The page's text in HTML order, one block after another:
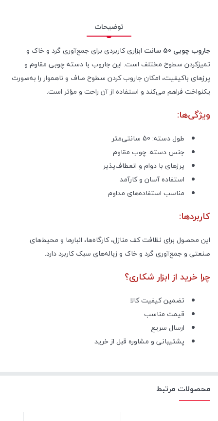
توضیحات
جاروب چوبی 50 سانت
ابزاری کاربردی برای جمع‌آوری گرد و خاک و
تمیزکردن سطوح مختلف است. این جاروب با دسته چوبی مقاوم و
پرزهای باکیفیت، امکان جاروب کردن سطوح صاف و ناهموار را به‌صورت
یکنواخت فراهم می‌کند و استفاده از آن راحت و مؤثر است.
ویژگی‌ها:
طول دسته: 50 سانتی‌متر
جنس دسته: چوب مقاوم
پرزهای با دوام و انعطاف‌پذیر
استفاده آسان و کارآمد
مناسب استفاده‌های مداوم
کاربردها:
این محصول برای نظافت کف منازل، کارگاه‌ها، انبارها و محیط‌های
صنعتی و جمع‌آوری گرد و خاک و زباله‌های سبک کاربرد دارد.
چرا خرید از ابزار شکاری؟
تضمین کیفیت کالا
قیمت مناسب
ارسال سریع
پشتیبانی و مشاوره قبل از خرید
محصولات مرتبط